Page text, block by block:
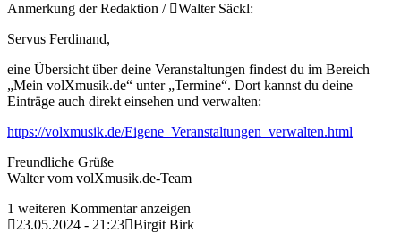
Anmerkung der Redaktion /
Walter Säckl:
Servus Ferdinand,
eine Übersicht über deine Veranstaltungen findest du im Bereich
„Mein volXmusik.de“ unter „Termine“. Dort kannst du deine
Einträge auch direkt einsehen und verwalten:
https://volxmusik.de/Eigene_Veranstaltungen_verwalten.html
Freundliche Grüße
Walter vom volXmusik.de-Team
1 weiteren Kommentar anzeigen
23.05.2024 - 21:23 Birgit Birk